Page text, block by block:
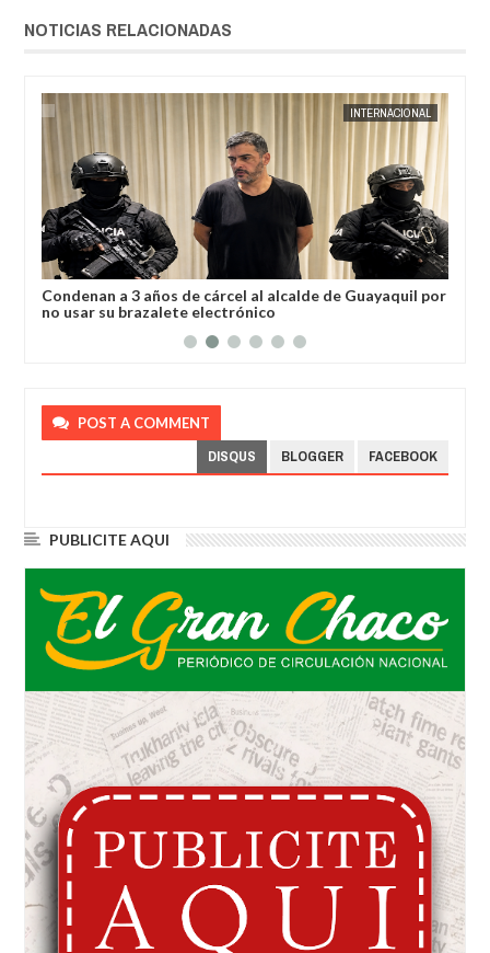
NOTICIAS RELACIONADAS
INTERNACIONAL
Condenan a 3 años de cárcel al alcalde de Guayaquil por
no usar su brazalete electrónico
JORGE
POST A COMMENT
DISQUS BLOGGER FACEBOOK
PUBLICITE AQUI